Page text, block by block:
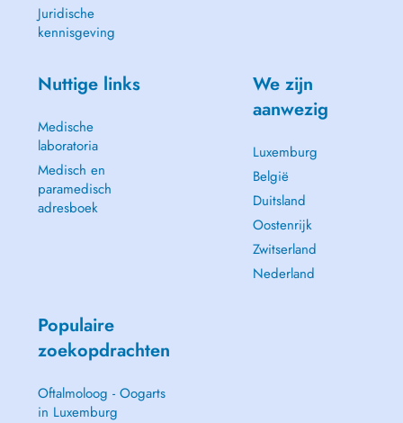
Juridische
kennisgeving
Nuttige links
Medische
laboratoria
Medisch en
paramedisch
adresboek
We zijn
aanwezig
Luxemburg
België
Duitsland
Oostenrijk
Zwitserland
Nederland
Populaire
zoekopdrachten
Oftalmoloog - Oogarts
in Luxemburg